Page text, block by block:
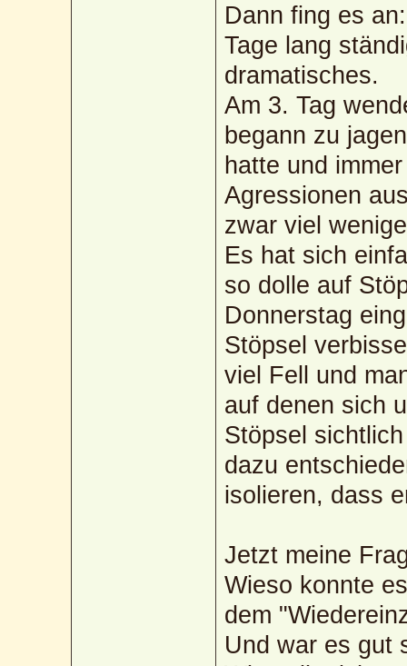
Dann fing es
Tage lang
dramatisches.
Am 3. Tag
begann zu
hatte und
Agressionen
zwar viel
Es hat sich
so dolle auf
Donnerstag
Stöpsel
viel Fell und
auf denen sich
Stöpsel
dazu
isolieren, dass
Jetzt meine
Wieso konnte
dem
Und war es gut